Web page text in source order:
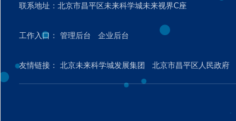
联系地址：北京市昌平区未来科学城未来视界C座
工作入口： 管理后台 企业后台
友情链接： 北京未来科学城发展集团 北京市昌平区人民政府